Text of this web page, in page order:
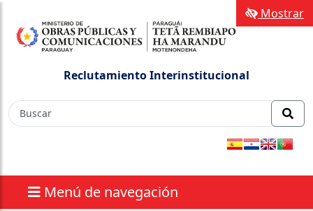
Reclutamiento Interinstitucional
Menú de navegación
Mostrar